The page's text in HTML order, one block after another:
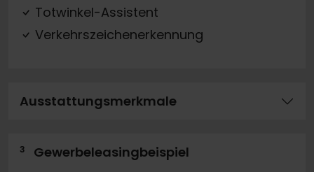
Totwinkel-Assistent
Verkehrszeichenerkennung
Ausstattungsmerkmale
3
Gewerbeleasingbeispiel